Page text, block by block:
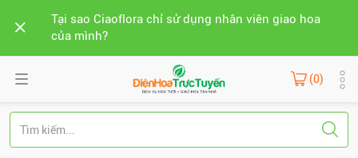
Tại sao Ciaoflora chỉ sử dụng nhân viên giao hoa
của mình?
(0)